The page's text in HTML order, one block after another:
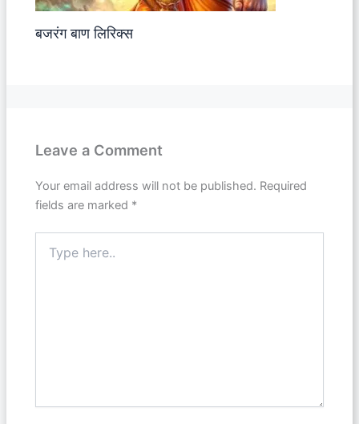
बजरंग बाण लिरिक्स
Leave a Comment
Your email address will not be published. Required
fields are marked *
here..